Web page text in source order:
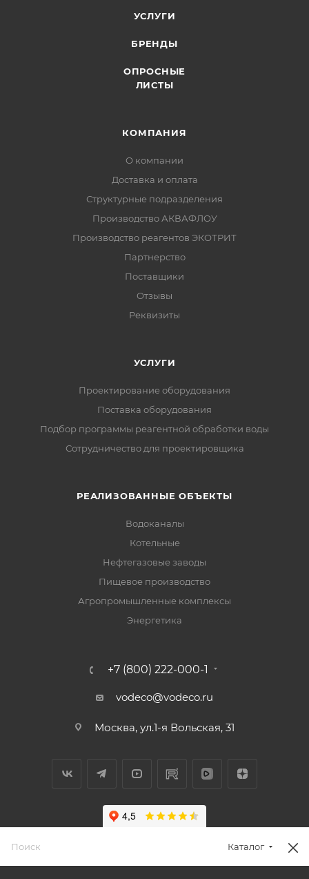
УСЛУГИ
БРЕНДЫ
ОПРОСНЫЕ
ЛИСТЫ
КОМПАНИЯ
О компании
Доставка и оплата
Структурные подразделения
Производство АКВАФЛОУ
Производство реагентов ЭКОТРИТ
Партнерство
Поставщики
Отзывы
Реквизиты
УСЛУГИ
Проектирование оборудования
Поставка оборудования
Подбор программы реагентной обработки воды
Сотрудничество для проектировщика
РЕАЛИЗОВАННЫЕ ОБЪЕКТЫ
Водоканалы
Котельные
Нефтегазовые заводы
Пищевое производство
Агропромышленные комплексы
Энергетика
+7 (800) 222-000-1
vodeco@vodeco.ru
Москва, ул.1-я Вольская, 31
Каталог